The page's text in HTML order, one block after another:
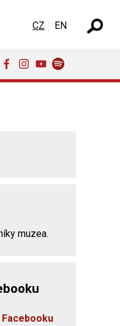
Zvolte jazyk
CZ EN
muzea.